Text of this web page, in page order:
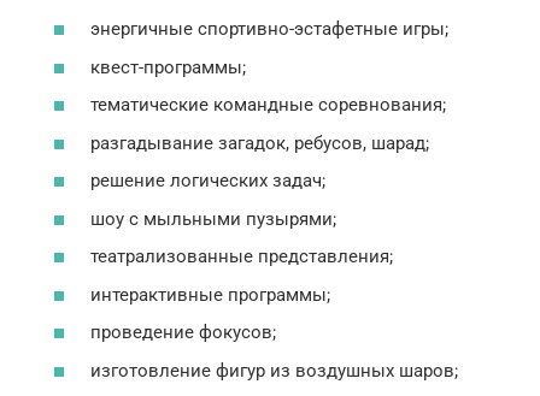
энергичные спортивно-эстафетные игры;
квест-программы;
тематические командные соревнования;
разгадывание загадок, ребусов, шарад;
решение логических задач;
шоу с мыльными пузырями;
театрализованные представления;
интерактивные программы;
проведение фокусов;
изготовление фигур из воздушных шаров;